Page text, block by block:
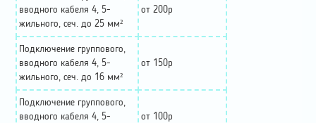
вводного кабеля 4, 5-
жильного, сеч. до 25 мм²
от 200р
Подключение группового,
вводного кабеля 4, 5-
жильного, сеч. до 16 мм²
от 150р
Подключение группового,
вводного кабеля 4, 5-
от 100р